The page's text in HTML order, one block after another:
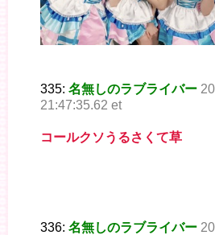
335: 名無しのラブライバー
21:47:35.62 et
コールクソうるさくて草
336: 名無しのラブライバー